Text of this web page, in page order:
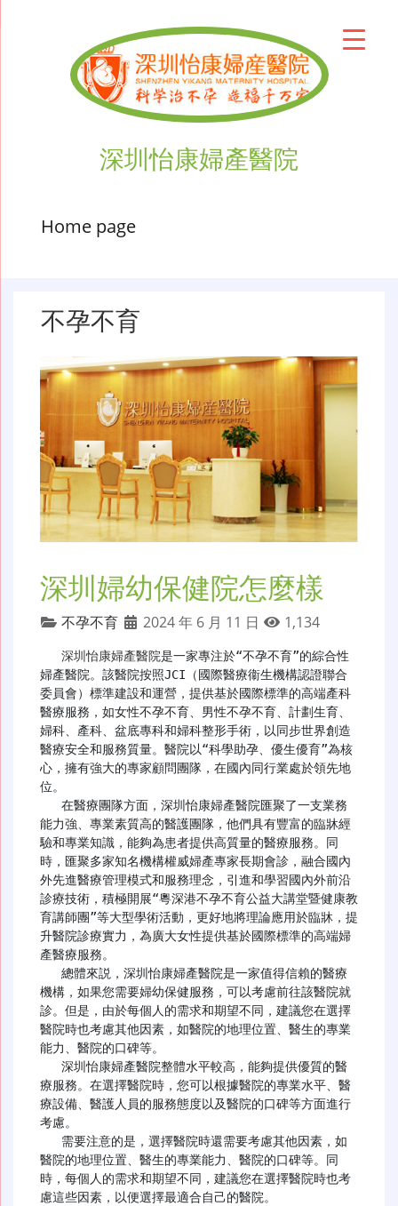
深圳怡康婦產醫院
Home page
不孕不育
深圳婦幼保健院怎麼樣
不孕不育 2024 年 6 月 11 日 1,134
深圳怡康婦產醫院是一家專注於“不孕不育”的綜合性
婦產醫院。該醫院按照JCI（國際醫療衞生機構認證聯合
委員會）標準建設和運營，提供基於國際標準的高端產科
醫療服務，如女性不孕不育、男性不孕不育、計劃生育、
婦科、產科、盆底專科和婦科整形手術，以同步世界創造
醫療安全和服務質量。醫院以“科學助孕、優生優育”為核
心，擁有強大的專家顧問團隊，在國內同行業處於領先地
位。
能力強、專業素質高的醫護團隊，他們具有豐富的臨牀經
驗和專業知識，能夠為患者提供高質量的醫療服務。同
時，匯聚多家知名機構權威婦產專家長期會診，融合國內
外先進醫療管理模式和服務理念，引進和學習國內外前沿
診療技術，積極開展“粵深港不孕不育公益大講堂暨健康教
育講師團”等大型學術活動，更好地將理論應用於臨牀，提
升醫院診療實力，為廣大女性提供基於國際標準的高端婦
產醫療服務。
機構，如果您需要婦幼保健服務，可以考慮前往該醫院就
診。但是，由於每個人的需求和期望不同，建議您在選擇
醫院時也考慮其他因素，如醫院的地理位置、醫生的專業
能力、醫院的口碑等。
療服務。在選擇醫院時，您可以根據醫院的專業水平、醫
療設備、醫護人員的服務態度以及醫院的口碑等方面進行
考慮。
醫院的地理位置、醫生的專業能力、醫院的口碑等。同
時，每個人的需求和期望不同，建議您在選擇醫院時也考
慮這些因素，以便選擇最適合自己的醫院。